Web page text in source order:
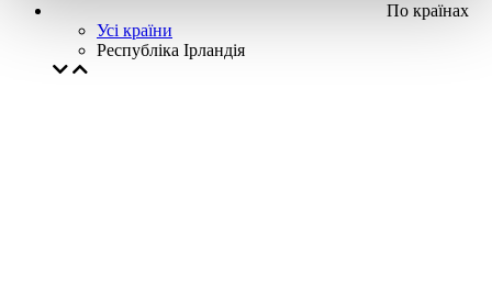
По країнах
Усі країни
Республіка Ірландія